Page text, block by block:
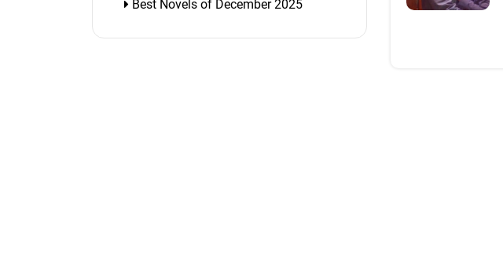
Best Novels of December 2025